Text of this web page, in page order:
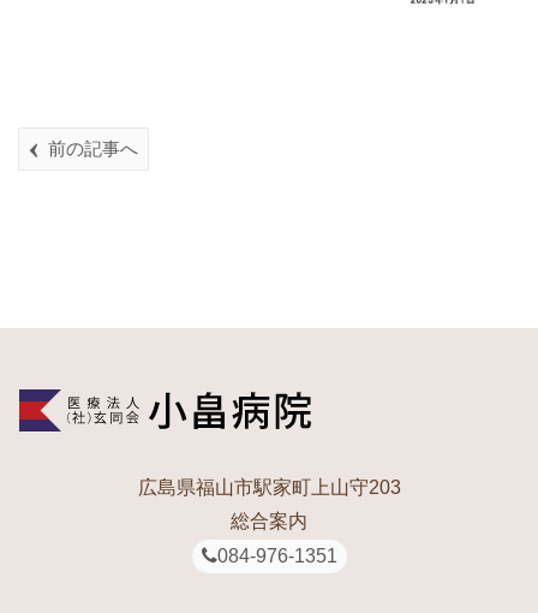
前の記事へ
広島県福山市駅家町上山守203
総合案内
084-976-1351